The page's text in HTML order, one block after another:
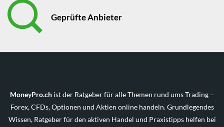
Geprüfte Anbieter
MoneyPro.ch ist der Ratgeber für alle Themen rund ums Trading –
Forex, CFDs, Optionen und Aktien online handeln. Grundlegendes
Wissen, Ratgeber für den aktiven Handel und Praxistipps helfen bei